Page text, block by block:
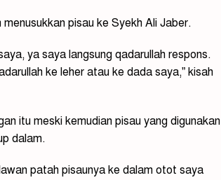
pisau ke Syekh Ali Jaber.
ya saya langsung qadarullah respons.
ke leher atau ke dada saya,” kisah
itu meski kemudian pisau yang digunakan
dalam.
patah pisaunya ke dalam otot saya